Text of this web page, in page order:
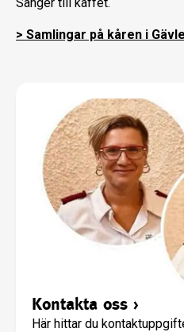
> Samlingar på kåren i Gävle
Kontakta oss ›
Här hittar du